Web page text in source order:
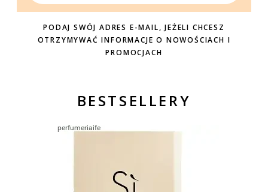
PODAJ SWÓJ ADRES E-MAIL, JEŻELI CHCESZ
OTRZYMYWAĆ INFORMACJE O NOWOŚCIACH I
PROMOCJACH
BESTSELLERY